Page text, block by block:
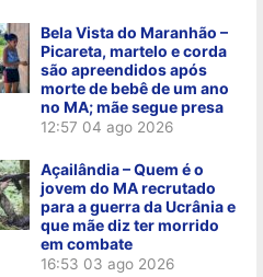
Bela Vista do Maranhão –
Picareta, martelo e corda
são apreendidos após
morte de bebê de um ano
no MA; mãe segue presa
12:57 04 ago 2026
Açailândia – Quem é o
jovem do MA recrutado
para a guerra da Ucrânia e
que mãe diz ter morrido
em combate
16:53 03 ago 2026